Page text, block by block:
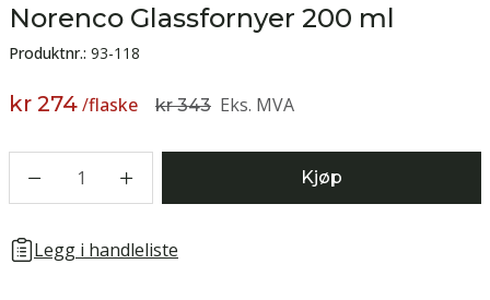
Norenco Glassfornyer 200 ml
Produktnr.: 93-118
kr 274/flaske kr 343 Eks. MVA
1 Kjøp
Legg i handleliste